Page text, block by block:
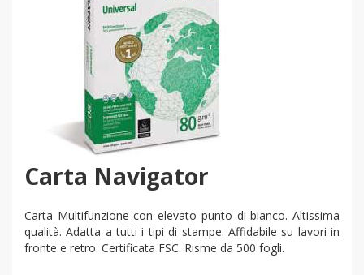
Carta Navigator
Carta Multifunzione con elevato punto di bianco. Altissima
qualità. Adatta a tutti i tipi di stampe. Affidabile su lavori in
fronte e retro. Certificata FSC. Risme da 500 fogli.